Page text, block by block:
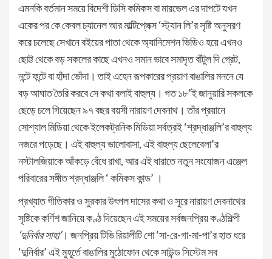
এমনকি বর্তমান সময়ে বিদেশী ডিসি কমিকস বা মারভেল এর দাপটে যখন
একের পর কে কেবল চ্যানেল আর মাল্টিপ্লেক্স ‘স্ট্যান লি’র সৃষ্টি অনুসরণ
করে চলেছে সেখানে বইয়ের পাতা থেকে অ্যানিমেশন ভিডিও হয়ে এখনও
ছোট্ট থেকে বড় সকলের কাছে এখনও সমান ভাবে সমাদৃত বাঁটুল দি গ্রেট,
নন্টে ফন্টে বা হাঁদা ভোঁদা। তাই এহেন রূপকারের প্রয়াণ বাঙালির মননে যে
বড় আঘাত তৈরি করবে সে কথা বলাই বাহুল্য। গত ১৮’ই জানুয়ারি সকলকে
ছেড়ে চলে গিয়েছেন ৯৭ বছর বয়সী নারায়ণ দেবনাথ। তাঁর প্রয়ানে
সোশ্যাল মিডিয়া থেকে ইলেকট্রনিক মিডিয়া সর্বত্রই ‘শ্রদ্ধাঞ্জলি’র বাহুল্য
নজরে পড়েছে। এই বাহুল্য ভালোবাসা, এই বাহুল্য ছেলেবেলা’র
নস্টালজিয়াকে আঁকড়ে বেঁধে রাখা, আর এই ধারাতে নতুন সংযোজন এঞ্জেল
পরিবারের সঙ্গীত শ্রদ্ধাঞ্জলি ‘ কমিকস কান্ড’ ।
প্রখ্যাত গীতিকার ও সুরকার উৎপল দাসের কথা ও সুরে নারায়ণ দেবনাথের
সৃষ্টিকে কর্ণিশ জানিয়ে কণ্ঠ দিয়েছেন এই সময়ের সর্বজনপ্রিয় কণ্ঠশিল্পী
‘দুনির্বার সাহা’। জনপ্রিয় টিভি রিয়ালীটি শো ‘সা-রে-গা-মা-পা’র হাত ধরে
‘দুনির্বার’ এই মুহূর্তে বাঙালির মুঠোফোন থেকে সাউন্ড সিস্টেম সব